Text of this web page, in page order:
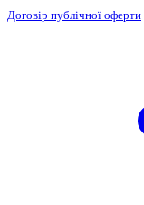
Договір публічної оферти